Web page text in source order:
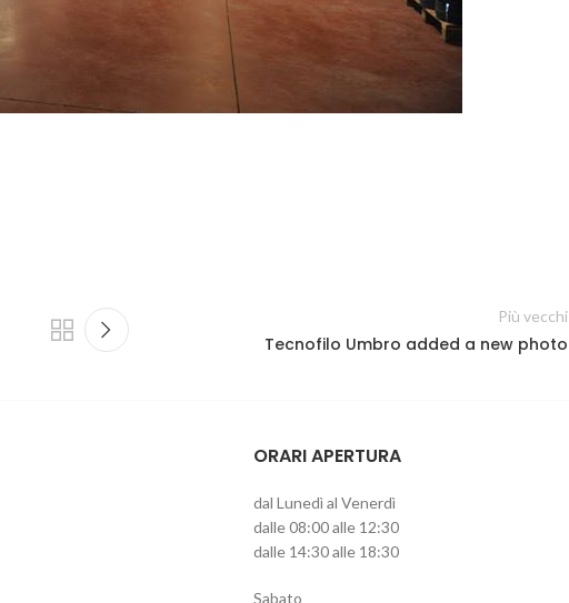
Più vecchi
Tecnofilo Umbro added a new photo
ORARI APERTURA
dal Lunedì al Venerdì
dalle 08:00 alle 12:30
dalle 14:30 alle 18:30
Sabato